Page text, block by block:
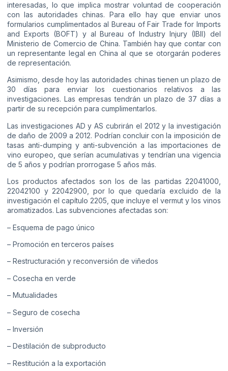
interesadas, lo que implica mostrar voluntad de cooperación
con las autoridades chinas. Para ello hay que enviar unos
formularios cumplimentados al Bureau of Fair Trade for Imports
and Exports (BOFT) y al Bureau of Industry Injury (IBII) del
Ministerio de Comercio de China. También hay que contar con
un representante legal en China al que se otorgarán poderes
de representación.
Asimismo, desde hoy las autoridades chinas tienen un plazo de
30 días para enviar los cuestionarios relativos a las
investigaciones. Las empresas tendrán un plazo de 37 días a
partir de su recepción para cumplimentarlos.
Las investigaciones AD y AS cubrirán el 2012 y la investigación
de daño de 2009 a 2012. Podrían concluir con la imposición de
tasas anti-dumping y anti-subvención a las importaciones de
vino europeo, que serían acumulativas y tendrían una vigencia
de 5 años y podrían prorrogase 5 años más.
Los productos afectados son los de las partidas 22041000,
22042100 y 22042900, por lo que quedaría excluido de la
investigación el capítulo 2205, que incluye el vermut y los vinos
aromatizados. Las subvenciones afectadas son:
– Esquema de pago único
– Promoción en terceros países
– Restructuración y reconversión de viñedos
– Cosecha en verde
– Mutualidades
– Seguro de cosecha
– Inversión
– Destilación de subproducto
– Restitución a la exportación